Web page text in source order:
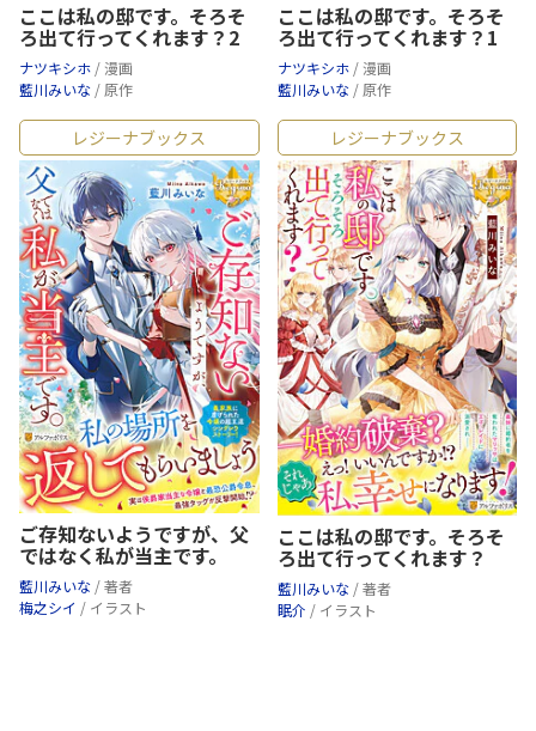
ここは私の邸です。そろそ
ろ出て行ってくれます？2
ナツキシホ / 漫画
藍川みいな / 原作
ここは私の邸です。そろそ
ろ出て行ってくれます？1
ナツキシホ / 漫画
藍川みいな / 原作
レジーナブックス
ご存知ないようですが、父
ではなく私が当主です。
藍川みいな / 著者
梅之シイ / イラスト
レジーナブックス
ここは私の邸です。そろそ
ろ出て行ってくれます？
藍川みいな / 著者
眠介 / イラスト